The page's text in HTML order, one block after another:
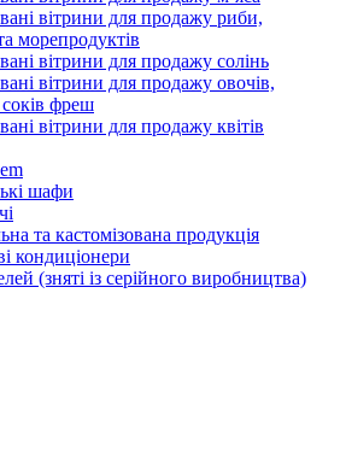
вітрини для продажу риби,
морепродуктів
вітрини для продажу солінь
вітрини для продажу овочів,
соків фреш
вітрини для продажу квітів
шафи
та кастомізована продукція
кондиціонери
(зняті із серійного виробництва)